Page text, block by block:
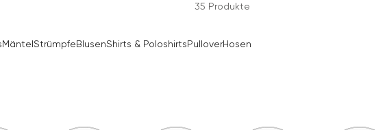
35 Produkte
MäntelStrümpfeBlusenShirts & PoloshirtsPulloverHosen